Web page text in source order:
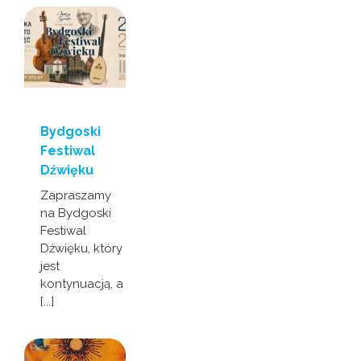
Bydgoski
Festiwal
Dźwięku
Zapraszamy
na Bydgoski
Festiwal
Dźwięku, który
jest
kontynuacją, a
[...]